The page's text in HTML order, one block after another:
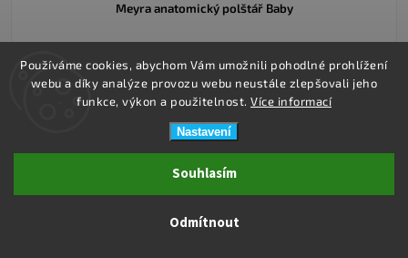
Používáme cookies, abychom Vám umožnili pohodlné prohlížení
webu a díky analýze provozu webu neustále zlepšovali jeho
funkce, výkon a použitelnost. Více informací
Nastavení
Odmítnout
Souhlasím
Meyra anatomický polštář Baby
419 Kč
Do košíku